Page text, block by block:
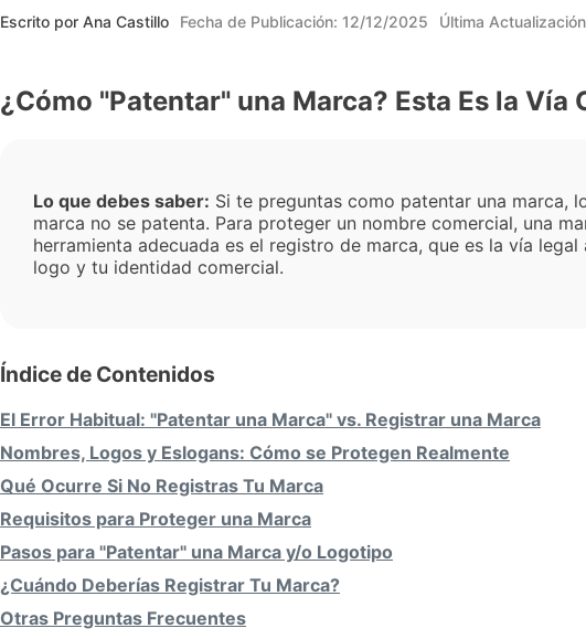
Escrito por Ana Castillo Fecha de Publicación: 12/12/2025 Última
¿Cómo "Patentar" una Marca? Esta Es la Vía
Lo que debes saber: Si te preguntas como patentar una marca,
marca no se patenta. Para proteger un nombre comercial, una
herramienta adecuada es el registro de marca, que es la vía
logo y tu identidad comercial.
Índice de Contenidos
El Error Habitual: "Patentar una Marca" vs. Registrar una Marca
Nombres, Logos y Eslogans: Cómo se Protegen Realmente
Qué Ocurre Si No Registras Tu Marca
Requisitos para Proteger una Marca
Pasos para "Patentar" una Marca y/o Logotipo
¿Cuándo Deberías Registrar Tu Marca?
Otras Preguntas Frecuentes